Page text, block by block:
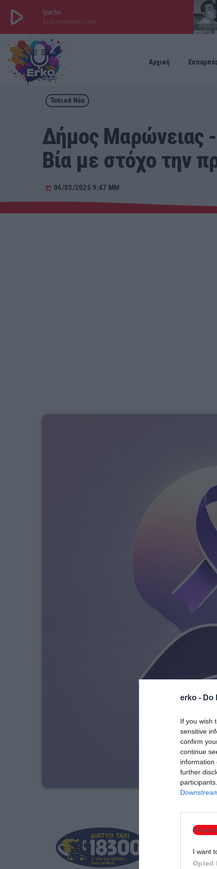
erko - Do
If you wish
sensitive
confirm
continue
information
further
I want
Opted
play_arrow Iparho
Στέλιος Καζαντζίδης
play_arrow ΕΡΚΟ
LIVE
Αρχική
Τοπικά Νέα
Δήμος Μαρώνειας -
Βία με στόχο την
today 06/03/2025 9:47 ΜΜ